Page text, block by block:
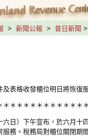
> 新聞公報 > 昔日新聞
及表格收發櫃位明日將恢復
＊＊＊＊＊＊＊＊＊＊＊＊
）下午宣布，於六月十四
服務。稅務局對櫃位關閉期